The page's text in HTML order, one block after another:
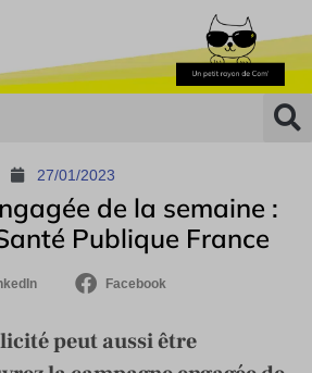
27/01/2023
de la semaine :
Publique France
Facebook
peut aussi être